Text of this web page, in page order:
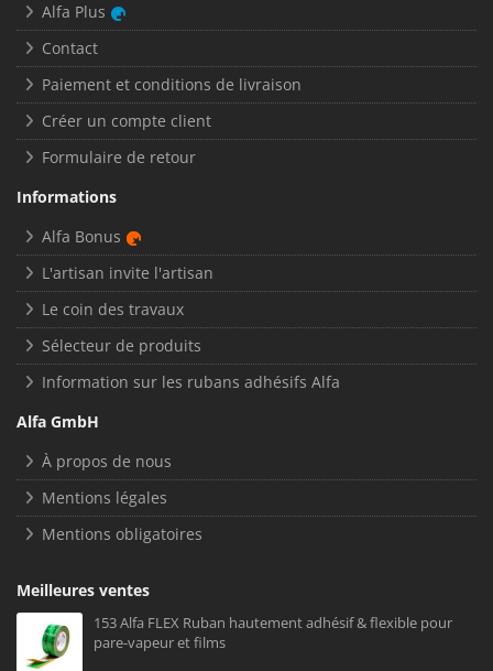
Alfa Plus
Contact
Paiement et conditions de livraison
Créer un compte client
Formulaire de retour
Informations
Alfa Bonus
L'artisan invite l'artisan
Le coin des travaux
Sélecteur de produits
Information sur les rubans adhésifs Alfa
Alfa GmbH
À propos de nous
Mentions légales
Mentions obligatoires
Meilleures ventes
153 Alfa FLEX Ruban hautement adhésif & flexible pour
pare-vapeur et films